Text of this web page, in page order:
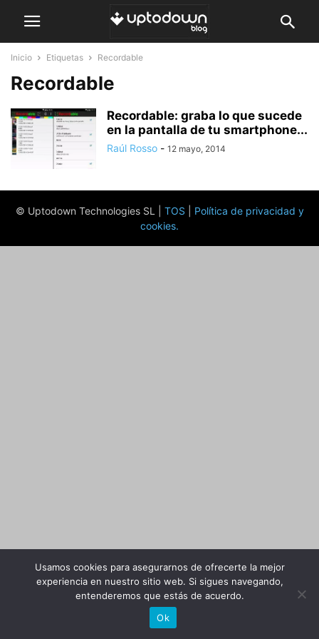
Inicio Etiquetas Recordable
Recordable
Recordable: graba lo que sucede
en la pantalla de tu smartphone...
Raúl Rosso - 12 mayo, 2014
© Uptodown Technologies SL | TOS
Política de privacidad y
cookies.
Usamos cookies para asegurarnos de ofrecerte la mejor
experiencia en nuestro sitio web. Si sigues navegando,
entenderemos que estás de acuerdo.
Ok